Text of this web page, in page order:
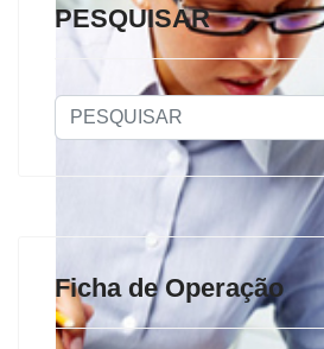
PESQUISAR
PESQUISAR
Ficha de Operação